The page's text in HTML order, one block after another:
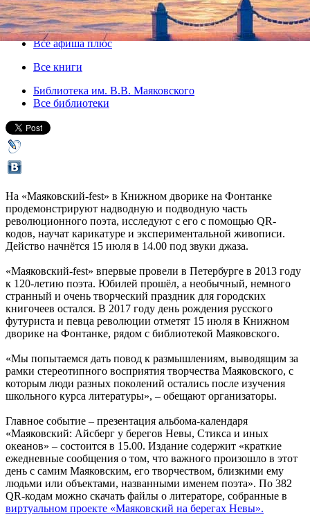
15 июля 2017, суббота,14.00
Версия для печати
Все афиша плюс
Все книги
Библиотека им. В.В. Маяковского
Все библиотеки
На «Маяковский-fest» в Книжном дворике на Фонтанке
продемонстрируют надводную и подводную часть
революционного поэта, исследуют с его с помощью QR-
кодов, научат карикатуре и экспериментальной живописи.
Действо начнётся 15 июля в 14.00 под звуки джаза.
«Маяковский-fest» впервые провели в Петербурге в 2013 году
к 120-летию поэта. Юбилей прошёл, а необычный, немного
странный и очень творческий праздник для городских
книгочеев остался. В 2017 году день рождения русского
футуриста и певца революции отметят 15 июля в Книжном
дворике на Фонтанке, рядом с библиотекой Маяковского.
«Мы попытаемся дать повод к размышлениям, выводящим за
рамки стереотипного восприятия творчества Маяковского, с
которым люди разных поколений остались после изучения
школьного курса литературы», – обещают организаторы.
Главное событие – презентация альбома-календаря
«Маяковский: Айсберг у берегов Невы, Стикса и иных
океанов» – состоится в 15.00. Издание содержит «краткие
ежедневные сообщения о том, что важного произошло в этот
день с самим Маяковским, его творчеством, близкими ему
людьми или объектами, названными именем поэта». По 382
QR-кодам можно скачать файлы о литераторе, собранные в
виртуальном проекте «Маяковский на берегах Невы».